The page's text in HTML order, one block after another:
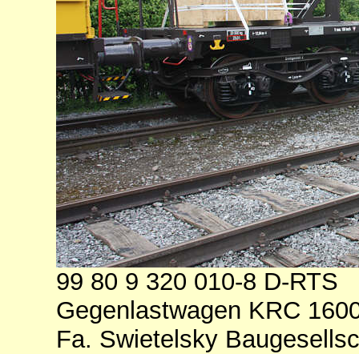
99 80 9 320 010-8 D-RTS
Gegenlastwagen KRC
Fa. Swietelsky